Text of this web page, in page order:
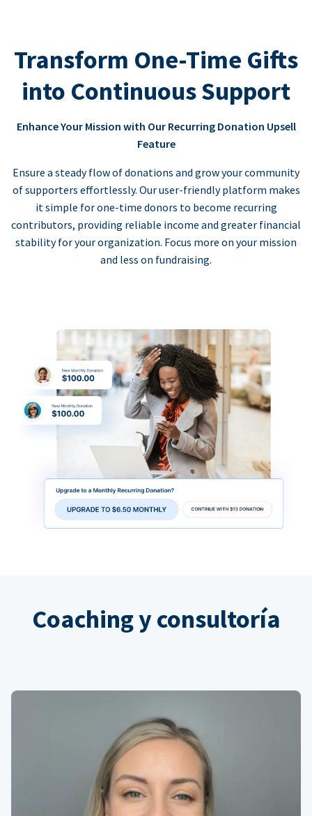
Transform One-Time Gifts
into Continuous Support
Enhance Your Mission with Our Recurring Donation Upsell
Feature
Ensure a steady flow of donations and grow your community
of supporters effortlessly. Our user-friendly platform makes
it simple for one-time donors to become recurring
contributors, providing reliable income and greater financial
stability for your organization. Focus more on your mission
and less on fundraising.
Coaching y consultoría